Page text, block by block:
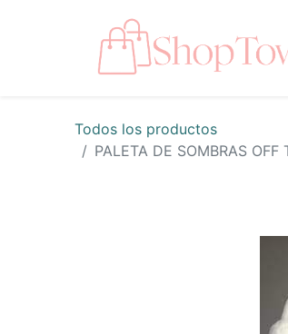
Todos los productos
PALETA DE SOMBRAS